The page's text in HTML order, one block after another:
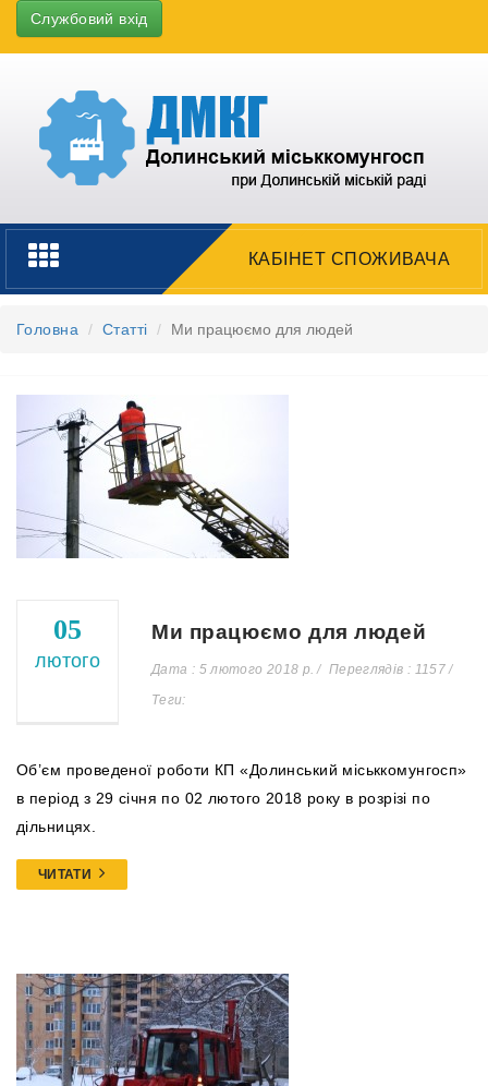
Службовий вхід
Toggle
navigation
КАБІНЕТ СПОЖИВАЧА
Головна Статті Ми працюємо для людей
05
лютого
Ми працюємо для людей
Дата : 5 лютого 2018 р.
Переглядів : 1157
Теги:
Об’єм проведеної роботи КП «Долинський міськкомунгосп»
в період з 29 січня по 02 лютого 2018 року в розрізі по
дільницях.
ЧИТАТИ